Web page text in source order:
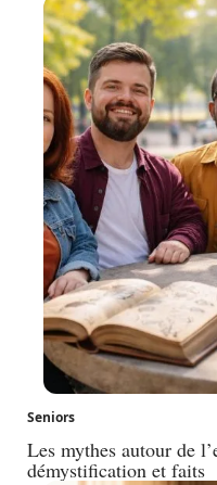
Seniors
Les mythes autour de
démystification et faits